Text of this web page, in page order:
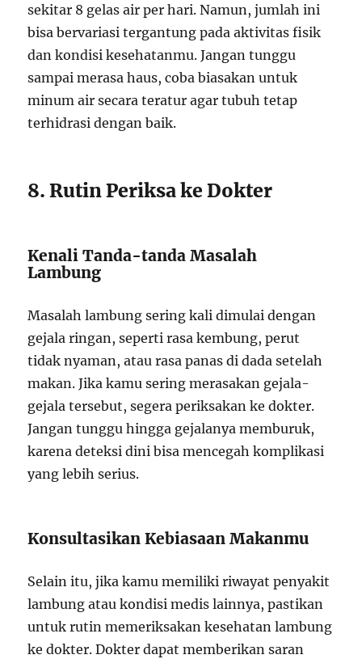
sekitar 8 gelas air per hari. Namun, jumlah ini
bisa bervariasi tergantung pada aktivitas fisik
dan kondisi kesehatanmu. Jangan tunggu
sampai merasa haus, coba biasakan untuk
minum air secara teratur agar tubuh tetap
terhidrasi dengan baik.
8. Rutin Periksa ke Dokter
Kenali Tanda-tanda Masalah
Lambung
Masalah lambung sering kali dimulai dengan
gejala ringan, seperti rasa kembung, perut
tidak nyaman, atau rasa panas di dada setelah
makan. Jika kamu sering merasakan gejala-
gejala tersebut, segera periksakan ke dokter.
Jangan tunggu hingga gejalanya memburuk,
karena deteksi dini bisa mencegah komplikasi
yang lebih serius.
Konsultasikan Kebiasaan Makanmu
Selain itu, jika kamu memiliki riwayat penyakit
lambung atau kondisi medis lainnya, pastikan
untuk rutin memeriksakan kesehatan lambung
ke dokter. Dokter dapat memberikan saran